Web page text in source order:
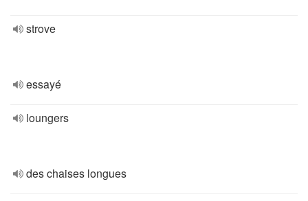
strove
essayé
loungers
des chaises longues